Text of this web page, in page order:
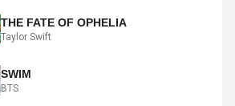
THE FATE OF OPHELIA
Taylor Swift
SWIM
BTS